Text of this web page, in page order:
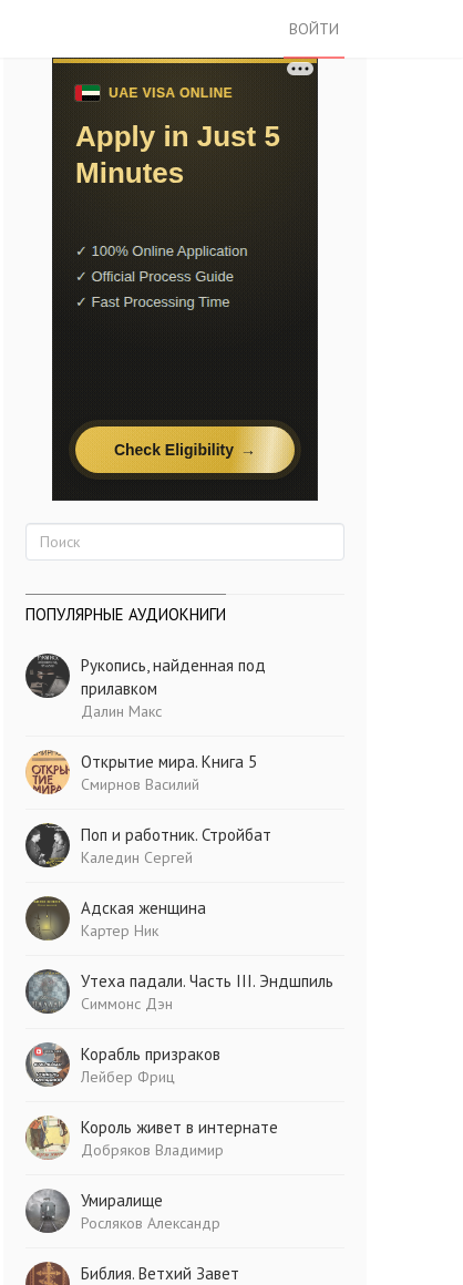
ВОЙТИ
ПОПУЛЯРНЫЕ АУДИОКНИГИ
Рукопись, найденная под
прилавком
Далин Макс
Открытие мира. Книга 5
Смирнов Василий
Поп и работник. Стройбат
Каледин Сергей
Адская женщина
Картер Ник
Утеха падали. Часть III. Эндшпиль
Симмонс Дэн
Корабль призраков
Лейбер Фриц
Король живет в интернате
Добряков Владимир
Умиралище
Росляков Александр
Библия. Ветхий Завет